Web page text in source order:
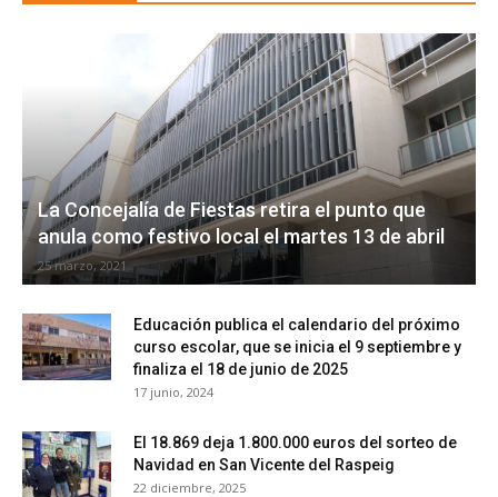
La Concejalía de Fiestas retira el punto que
anula como festivo local el martes 13 de abril
25 marzo, 2021
Educación publica el calendario del próximo
curso escolar, que se inicia el 9 septiembre y
finaliza el 18 de junio de 2025
17 junio, 2024
El 18.869 deja 1.800.000 euros del sorteo de
Navidad en San Vicente del Raspeig
22 diciembre, 2025